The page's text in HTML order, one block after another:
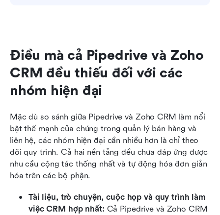
Điều mà cả Pipedrive và Zoho
CRM đều thiếu đối với các
nhóm hiện đại
Mặc dù so sánh giữa Pipedrive và Zoho CRM làm nổi
bật thế mạnh của chúng trong quản lý bán hàng và
liên hệ, các nhóm hiện đại cần nhiều hơn là chỉ theo
dõi quy trình. Cả hai nền tảng đều chưa đáp ứng được
nhu cầu cộng tác thống nhất và tự động hóa đơn giản
hóa trên các bộ phận.
Tài liệu, trò chuyện, cuộc họp và quy trình làm
việc CRM hợp nhất: Cả Pipedrive và Zoho CRM